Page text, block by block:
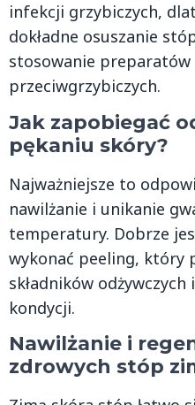
infekcji grzybiczych,
dokładne osuszanie
stosowanie
przeciwgrzybiczych.
Jak zapobiegać
pękaniu skóry?
Najważniejsze to
nawilżanie i unikanie
temperatury. Dobrze
wykonać peeling, który
składników
kondycji.
Nawilżanie i
zdrowych stóp